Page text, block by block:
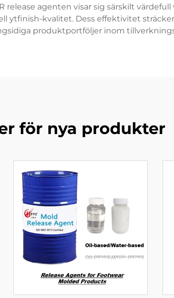
agenten visar sig särskilt
kvalitet. Dess effektivitet
produktportföljer inom
för nya produkter